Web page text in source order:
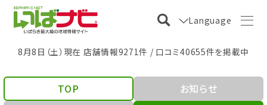
Language
8月8日（土）現在 店舗情報9271件 / 口コミ40655件を掲載中
TOP
お知らせ